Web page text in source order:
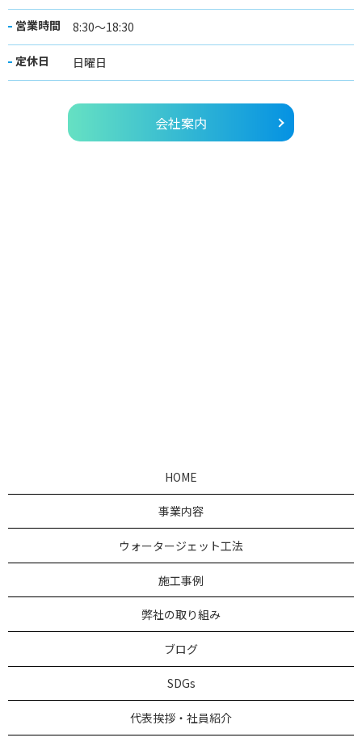
営業時間 8:30～18:30
定休日 日曜日
会社案内
HOME
事業内容
ウォータージェット工法
施工事例
弊社の取り組み
ブログ
SDGs
代表挨拶・社員紹介